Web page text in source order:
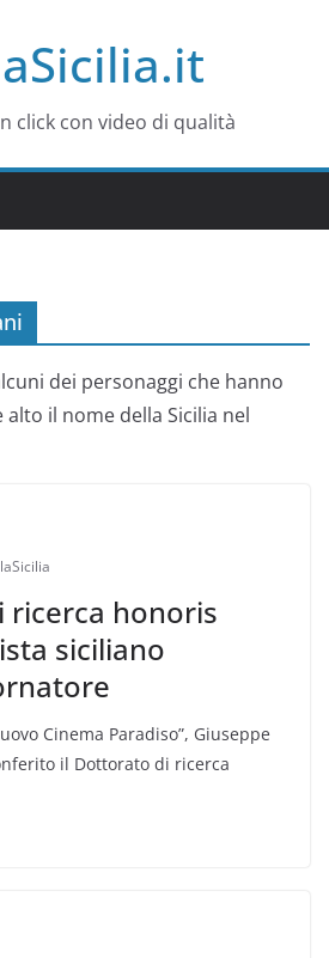
click con video di qualità
dei personaggi che hanno
il nome della Sicilia nel
honoris
siciliano
Cinema Paradiso”, Giuseppe
il Dottorato di ricerca